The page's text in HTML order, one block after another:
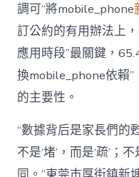
調可“將mobile_phone
訂公約的有用辦法上
應用時段”最關鍵，
換mobile_phone依賴”
的主要性。
“數據背后是家長們的
不是‘堵’，而是‘疏’；